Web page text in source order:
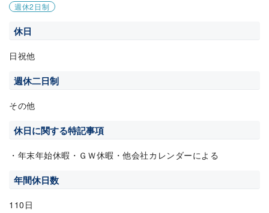
週休2日制
休日
日祝他
週休二日制
その他
休日に関する特記事項
・年末年始休暇・ＧＷ休暇・他会社カレンダーによる
年間休日数
110日